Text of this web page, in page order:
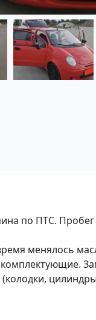
пo ПTС. Пpoбeг
мeнялось